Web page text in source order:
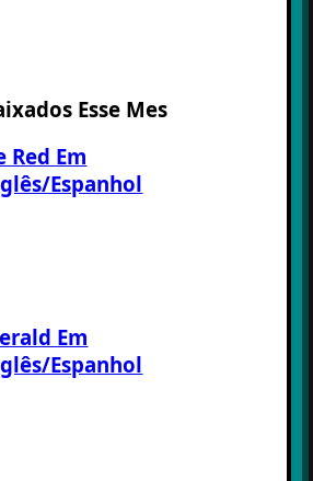
Esse Mes
Red Em
Espanhol
Em
Espanhol